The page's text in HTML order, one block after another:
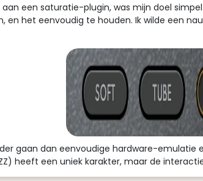
aan een saturatie-plugin, was mijn doel
en het eenvoudig te houden. Ik wilde een
gaan dan eenvoudige hardware-
heeft een uniek karakter, maar de